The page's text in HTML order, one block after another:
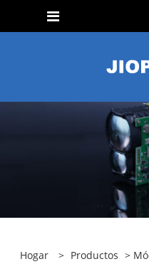
Hogar > Productos >